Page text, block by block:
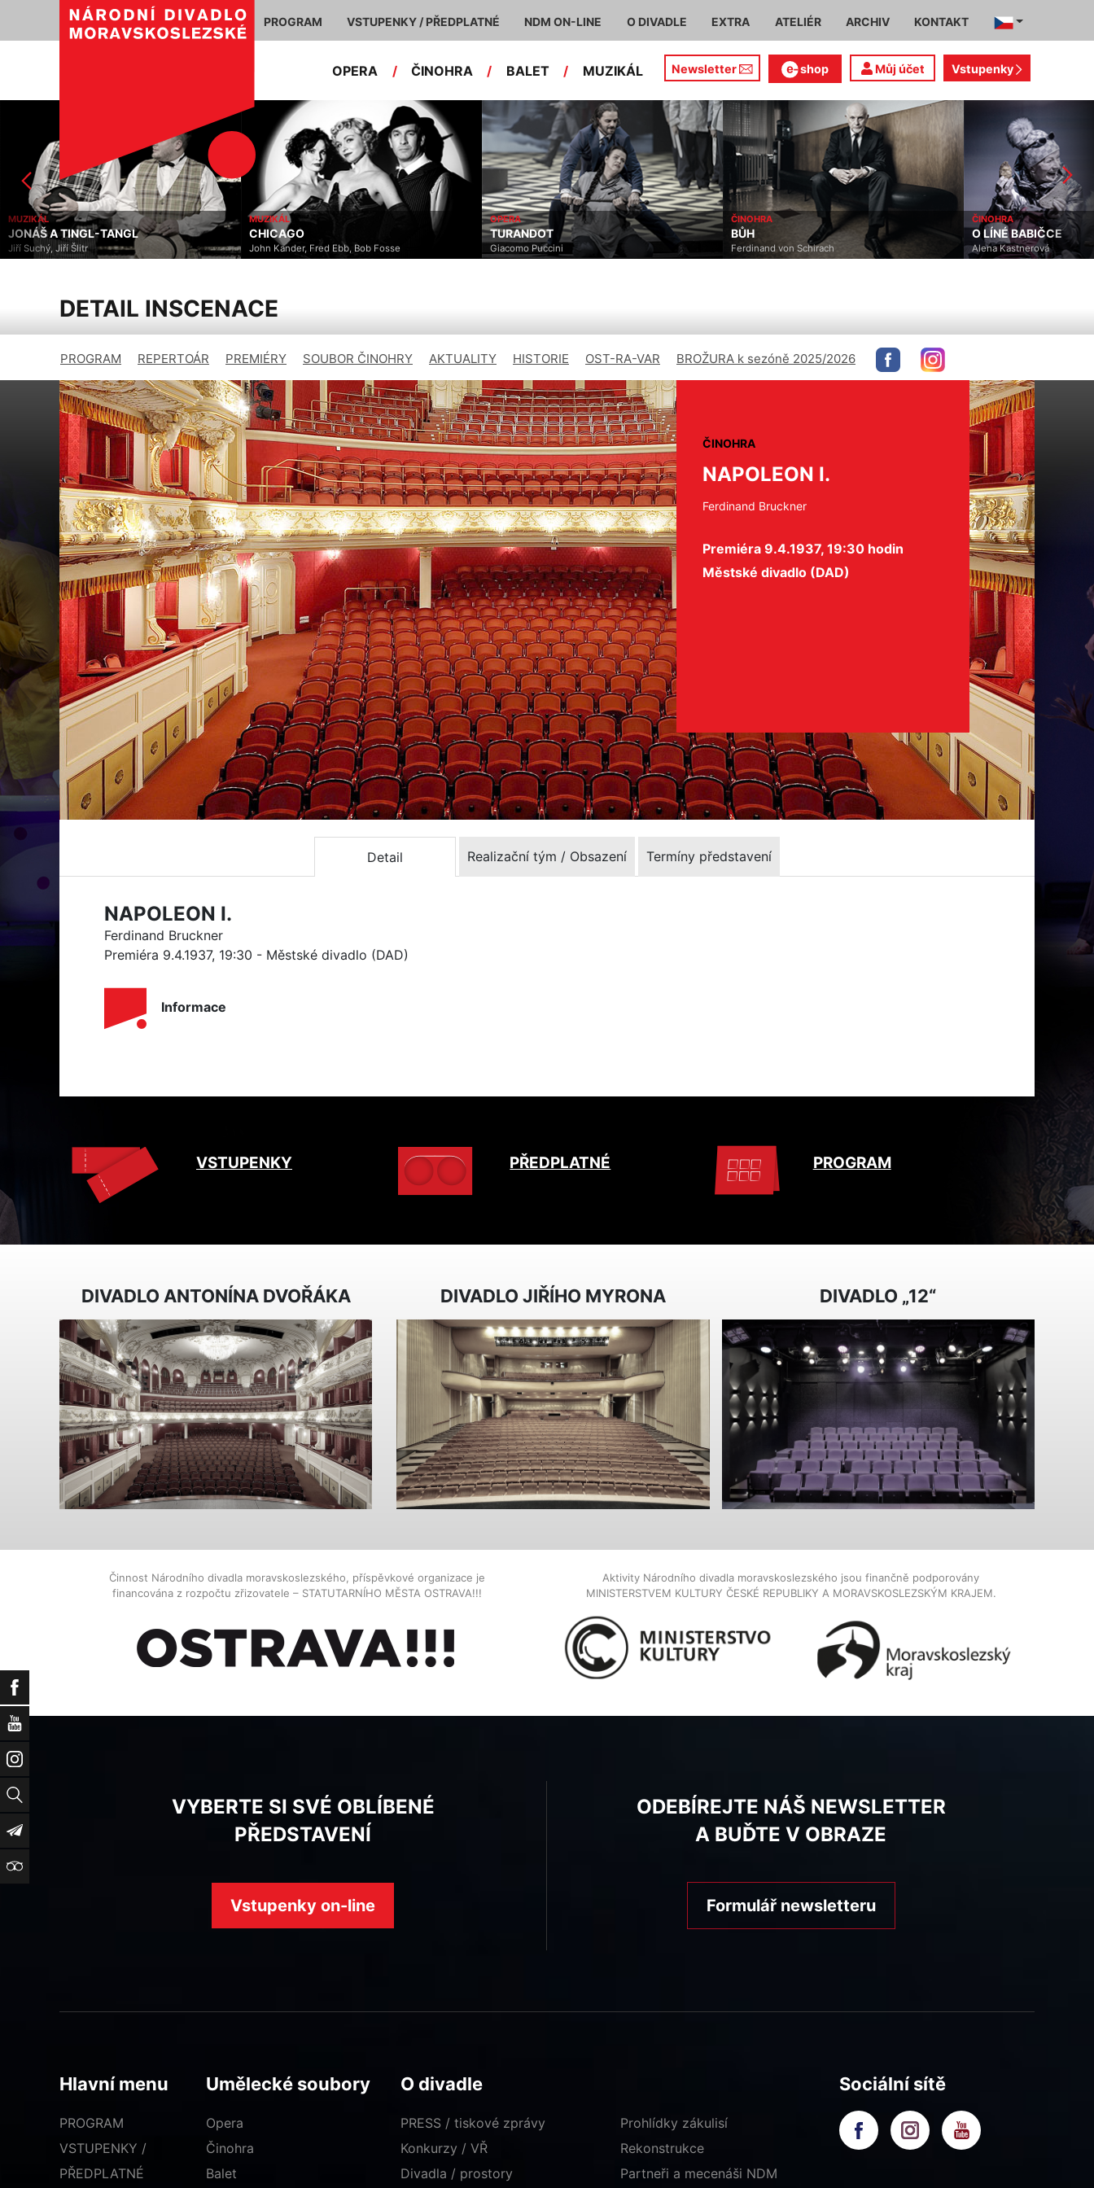
Facebook
YouTube
Instagram
Vyhledat
Newsletter
TripAdvisor
PROGRAM VSTUPENKY / PŘEDPLATNÉ NDM ON-LINE O DIVADLE EXTRA ATELIÉR ARCHIV KONTAKT
OPERA / ČINOHRA / BALET / MUZIKÁL Newsletter shop Můj účet Vstupenky
MUZIKÁL
JONÁŠ A TINGL-TANGL
Jiří Suchý, Jiří Šlitr
MUZIKÁL
CHICAGO
John Kander, Fred Ebb, Bob Fosse
OPERA
TURANDOT
Giacomo Puccini
ČINOHRA
BŮH
Ferdinand von Schirach
ČINOHRA
O LÍNÉ BABIČCE
Alena Kastnerová
DETAIL INSCENACE
PROGRAM REPERTOÁR PREMIÉRY SOUBOR ČINOHRY AKTUALITY HISTORIE OST-RA-VAR BROŽURA k sezóně 2025/2026
ČINOHRA
NAPOLEON I.
Ferdinand Bruckner
Premiéra 9.4.1937, 19:30 hodin
Městské divadlo (DAD)
Detail Realizační tým / Obsazení Termíny představení
NAPOLEON I.
Ferdinand Bruckner
Premiéra 9.4.1937, 19:30 - Městské divadlo (DAD)
Informace
VSTUPENKY PŘEDPLATNÉ PROGRAM
DIVADLO ANTONÍNA DVOŘÁKA DIVADLO JIŘÍHO MYRONA DIVADLO „12“
Činnost Národního divadla moravskoslezského, příspěvkové organizace je
financována z rozpočtu zřizovatele – STATUTARNÍHO MĚSTA OSTRAVA!!!
Aktivity Národního divadla moravskoslezského jsou finančně podporovány
MINISTERSTVEM KULTURY ČESKÉ REPUBLIKY A MORAVSKOSLEZSKÝM KRAJEM.
VYBERTE SI SVÉ OBLÍBENÉ
PŘEDSTAVENÍ
Vstupenky on-line
ODEBÍREJTE NÁŠ NEWSLETTER
A BUĎTE V OBRAZE
Formulář newsletteru
Hlavní menu
PROGRAM
VSTUPENKY /
PŘEDPLATNÉ
Umělecké soubory
Opera
Činohra
Balet
O divadle
PRESS / tiskové zprávy
Konkurzy / VŘ
Divadla / prostory
Prohlídky zákulisí
Rekonstrukce
Partneři a mecenáši NDM
Sociální sítě